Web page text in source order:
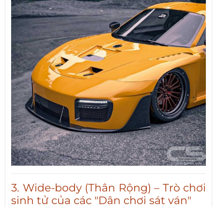
3. Wide-body (Thân Rộng) – Trò chơi
sinh tử của các "Dân chơi sát ván"